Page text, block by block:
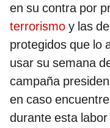
en su contra por
terrorismo y las
protegidos que lo
usar su semana
campaña
en caso
durante esta